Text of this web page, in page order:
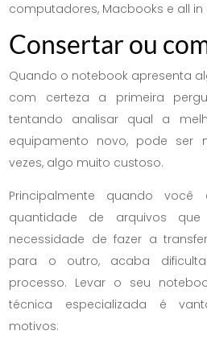
computadores, Macbooks e all in
Consertar ou
Quando o notebook apresenta
com certeza a primeira
tentando analisar qual a
equipamento novo, pode ser
vezes, algo muito custoso.
Principalmente quando
quantidade de arquivos
necessidade de fazer a
para o outro, acaba
processo. Levar o seu
técnica especializada é
motivos: